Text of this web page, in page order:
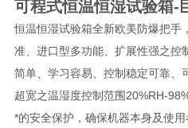
可程式恒温恒湿试验箱-
恒温恒湿试验箱全新欧美防爆把手
准、进口型多功能、扩展性强之控
简单、学习容易、控制稳定可靠、
超宽之温湿度控制范围20%RH-
*的安全保护，确保机器本身及使用